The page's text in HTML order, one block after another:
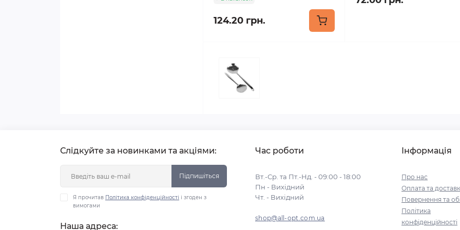
124.20 грн.
Слідкуйте за новинками та акціями:
Підпишіться
Я прочитав Політика конфіденційності і згоден з
вимогами
Наша адреса:
Час роботи
Вт.-Ср. та Пт.-Нд. - 09:00 - 18:00
Пн - Вихідний
Чт. - Вихідний
shop@all-opt.com.ua
Інформація
Про нас
Оплата та
Повернення та
Політика
конфіденційності